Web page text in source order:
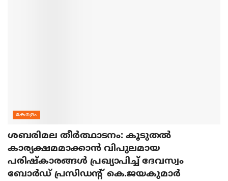
കേരളം
ശബരിമല തീര്‍ത്ഥാടനം: കൂടുതല്‍
കാര്യക്ഷമമാക്കാന്‍ വിപുലമായ
പരിഷ്‌കാരങ്ങള്‍ പ്രഖ്യാപിച്ച് ദേവസ്വം
ബോര്‍ഡ് പ്രസിഡന്റ് കെ.ജയകുമാര്‍